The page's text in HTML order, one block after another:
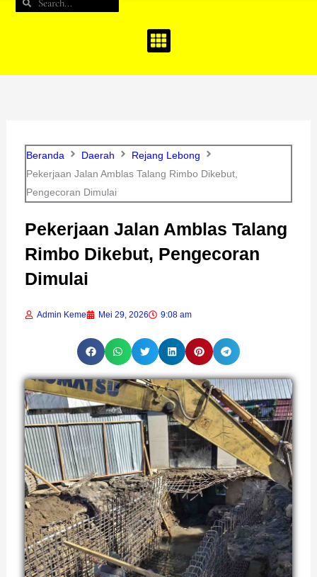
Beranda Daerah
Rejang Lebong
Pekerjaan Jalan Amblas Talang Rimbo Dikebut,
Pengecoran Dimulai
Pekerjaan Jalan Amblas Talang
Rimbo Dikebut, Pengecoran
Dimulai
Admin Keme Mei 29, 2026 9:08 am